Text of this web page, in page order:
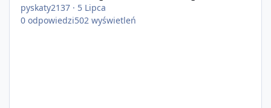
pyskaty2137 · 5 Lipca
0 odpowiedzi502 wyświetleń